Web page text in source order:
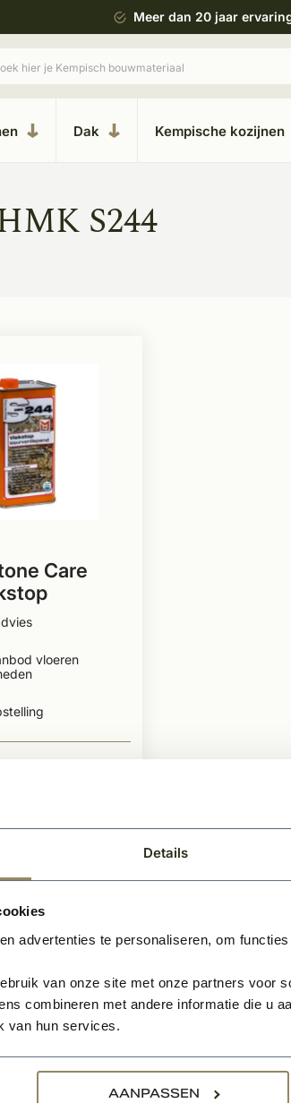
Details
advertenties te personaliseren, om
van onze site met onze partners voor
combineren met andere informatie die u
van hun services.
AANPASSEN
Uitgebreide
Dak Kempische kozijnen
S244
Care
vloeren